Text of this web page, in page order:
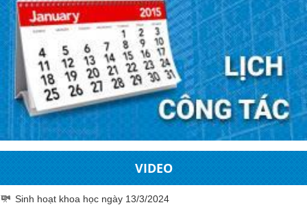
VIDEO
Sinh hoạt khoa học ngày 13/3/2024